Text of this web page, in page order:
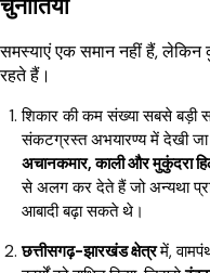
चुनौतियाँ
समस्याएं एक समान नहीं हैं, लेकिन
रहते हैं।
शिकार की कम संख्या सबसे बड़ी
संकटग्रस्त अभयारण्य में देखी
अचानकमार, काली और मुकुंदरा
से अलग कर देते हैं जो अन्यथा
आबादी बढ़ा सकते थे।
छत्तीसगढ़-झारखंड क्षेत्रमें,